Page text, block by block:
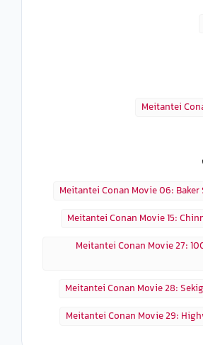
Meitantei
Meitantei Conan Movie 06:
Meitantei Conan Movie 15:
Meitantei Conan Movie 27:
Meitantei Conan Movie 28:
Meitantei Conan Movie 29: